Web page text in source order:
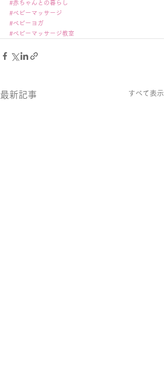
#赤ちゃんとの暮らし
#ベビーマッサージ
#ベビーヨガ
#ベビーマッサージ教室
最新記事 すべて表示